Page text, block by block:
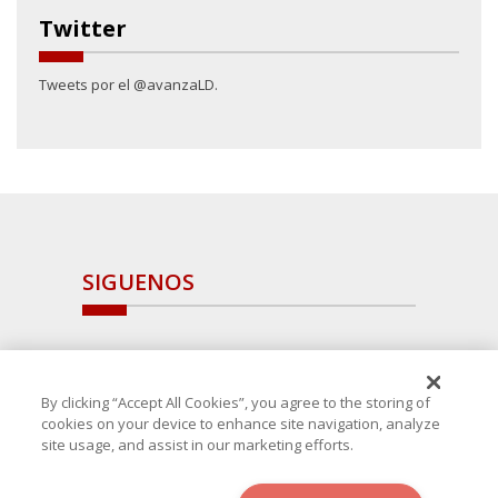
Twitter
Tweets por el @avanzaLD.
SIGUENOS
By clicking “Accept All Cookies”, you agree to the storing of
cookies on your device to enhance site navigation, analyze
site usage, and assist in our marketing efforts.